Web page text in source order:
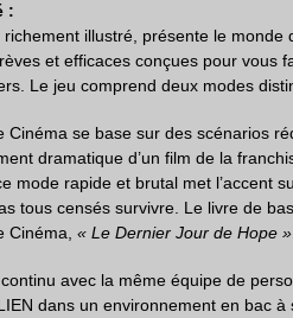
:
richement illustré, présente le monde
et efficaces conçues pour vous
Le jeu comprend deux modes
Cinéma se base sur des scénarios
dramatique d’un film de la
mode rapide et brutal met l’accent
tous censés survivre. Le livre de
Cinéma,« Le Dernier Jour de Hope »
avec la même équipe de
dans un environnement en bac